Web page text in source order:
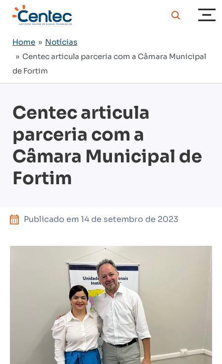
Home » Notícias
» Centec articula parceria com a Câmara Municipal
de Fortim
Centec articula
parceria com a
Câmara Municipal de
Fortim
Publicado em 14 de setembro de 2023